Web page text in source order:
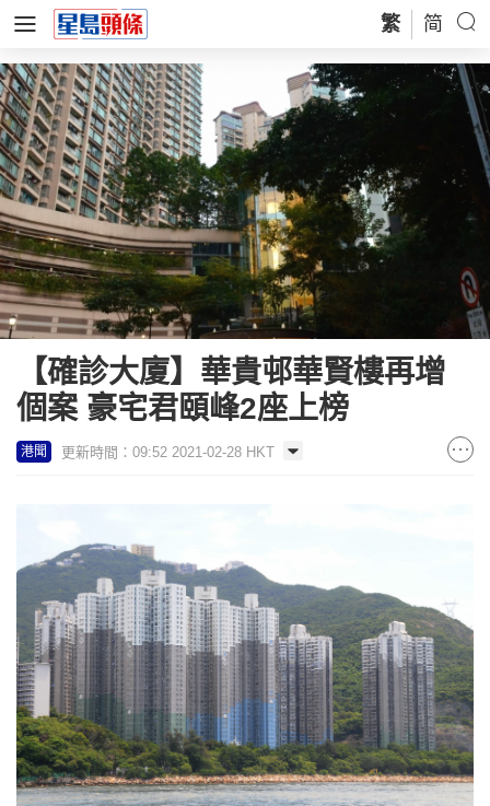
繁 简
【確診大廈】華貴邨華賢樓再增
個案 豪宅君頤峰2座上榜
港聞 更新時間：09:52 2021-02-28 HKT